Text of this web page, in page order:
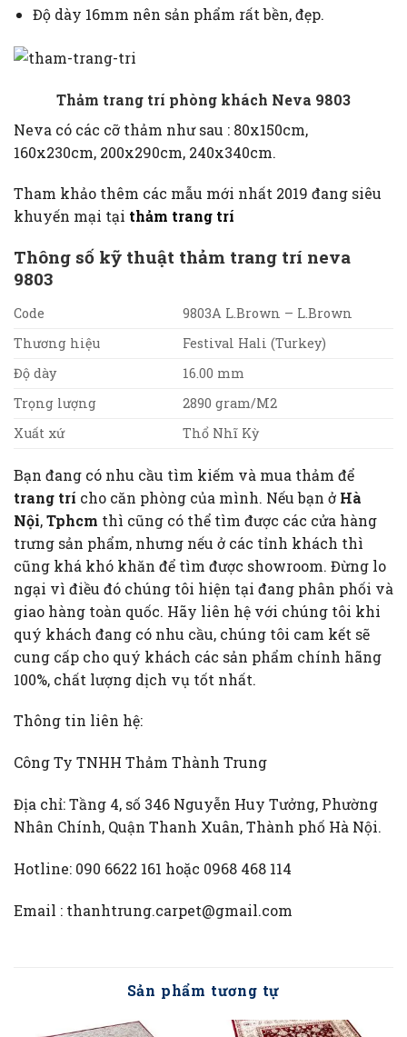
Độ dày 16mm nên sản phẩm rất bền, đẹp.
Thảm trang trí phòng khách Neva 9803
Neva có các cỡ thảm như sau : 80x150cm,
160x230cm, 200x290cm, 240x340cm.
Tham khảo thêm các mẫu mới nhất 2019 đang siêu
khuyến mại tại thảm trang trí
Thông số kỹ thuật thảm trang trí neva
9803
Code
9803A L.Brown – L.Brown
Thương hiệu
Festival Hali (Turkey)
Độ dày
16.00 mm
Trọng lượng
2890 gram/M2
Xuất xứ
Thổ Nhĩ Kỳ
Bạn đang có nhu cầu tìm kiếm và mua thảm để
trang trí cho căn phòng của mình. Nếu bạn ở Hà
Nội,Tphcm thì cũng có thể tìm được các cửa hàng
trưng sản phẩm, nhưng nếu ở các tỉnh khách thì
cũng khá khó khăn để tìm được showroom. Đừng lo
ngại vì điều đó chúng tôi hiện tại đang phân phối và
giao hàng toàn quốc. Hãy liên hệ với chúng tôi khi
quý khách đang có nhu cầu, chúng tôi cam kết sẽ
cung cấp cho quý khách các sản phẩm chính hãng
100%, chất lượng dịch vụ tốt nhất.
Thông tin liên hệ:
Công Ty TNHH Thảm Thành Trung
Địa chỉ: Tầng 4, số 346 Nguyễn Huy Tưởng, Phường
Nhân Chính, Quận Thanh Xuân, Thành phố Hà Nội.
Hotline: 090 6622 161 hoặc 0968 468 114
Email : thanhtrung.carpet@gmail.com
Sản phẩm tương tự